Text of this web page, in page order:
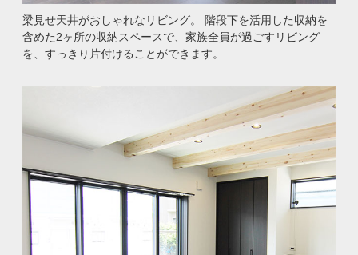
梁見せ天井がおしゃれなリビング。 階段下を活用した収納を
含めた2ヶ所の収納スペースで、家族全員が過ごすリビング
を、すっきり片付けることができます。